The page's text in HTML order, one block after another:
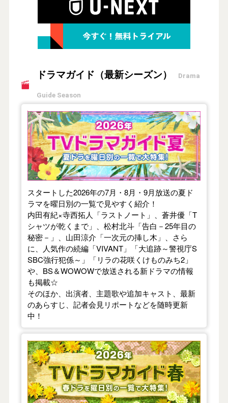
ドラマガイド（最新シーズン） Drama
Guide Season
【2026年夏】TVドラマガイド
スタートした2026年の7月・8月・9月放送の夏ド
ラマを曜日別の一覧で見やすく紹介！
内田有紀×寺西拓人「ラストノート」、蒼井優「T
シャツが乾くまで」、松村北斗「告白－25年目の
秘密－」、山田涼介「一次元の挿し木」、さら
に、人気作の続編「VIVANT」「大追跡～警視庁S
SBC強行犯係～」「リラの花咲くけものみち2」
や、BS＆WOWOWで放送される新ドラマの情報
も掲載☆
そのほか、出演者、主題歌や追加キャスト、最新
のあらすじ、記者会見リポートなどを随時更新
中！
【2026年春】TVドラマガイド